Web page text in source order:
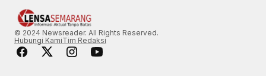
© 2024 Newsreader. All Rights Reserved.
Hubungi KamiTim Redaksi